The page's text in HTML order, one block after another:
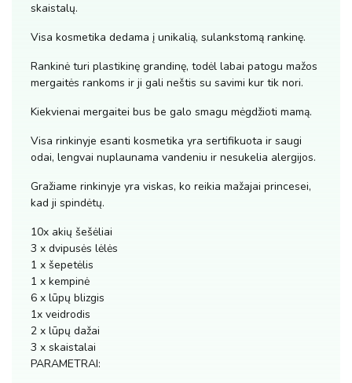
skaistalų.
Visa kosmetika dedama į unikalią, sulankstomą rankinę.
Rankinė turi plastikinę grandinę, todėl labai patogu mažos
mergaitės rankoms ir ji gali neštis su savimi kur tik nori.
Kiekvienai mergaitei bus be galo smagu mėgdžioti mamą.
Visa rinkinyje esanti kosmetika yra sertifikuota ir saugi
odai, lengvai nuplaunama vandeniu ir nesukelia alergijos.
Gražiame rinkinyje yra viskas, ko reikia mažajai princesei,
kad ji spindėtų.
10x akių šešėliai
3 x dvipusės lėlės
1 x šepetėlis
1 x kempinė
6 x lūpų blizgis
1x veidrodis
2 x lūpų dažai
3 x skaistalai
PARAMETRAI: